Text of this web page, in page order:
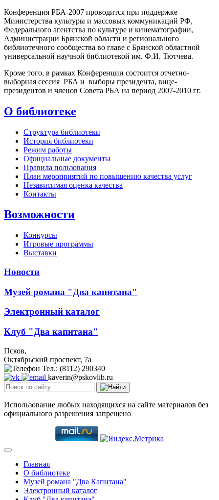
Конференция РБА-2007 проводится при поддержке
Министерства культуры и массовых коммуникаций РФ,
Федерального агентства по культуре и кинематографии,
Администрации Брянской области и регионального
библиотечного сообщества во главе с Брянской областной
универсальной научной библиотекой им. Ф.И. Тютчева.
Кроме того, в рамках Конференции состоится отчетно-
выборная сессия РБА и выборы президента, вице-
президентов и членов Совета РБА на период 2007-2010 гг.
О библиотеке
Структура библиотеки
История библиотеки
Режим работы
Официальные документы
Правила пользования
План мероприятий по повышению качества услуг
Независимая оценка качества
Контакты
Возможности
Конкурсы
Игровые программы
Выставки
Новости
Музей романа "Два капитана"
Электронный каталог
Клуб "Два капитана"
Псков,
Октябрьский проспект, 7a
Тел.: (8112) 290340
kaverin@pskovlib.ru
Использование любых находящихся на сайте материалов без
официального разрешения запрещено
Главная
О библиотеке
Музей романа "Два Капитана"
Электронный каталог